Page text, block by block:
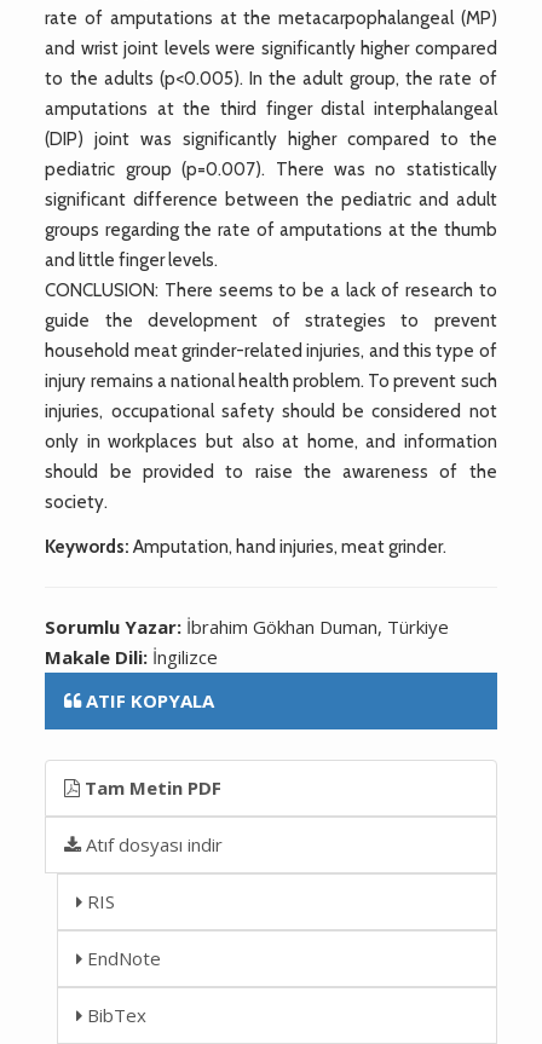
rate of amputations at the metacarpophalangeal (MP)
and wrist joint levels were significantly higher compared
to the adults (p<0.005). In the adult group, the rate of
amputations at the third finger distal interphalangeal
(DIP) joint was significantly higher compared to the
pediatric group (p=0.007). There was no statistically
significant difference between the pediatric and adult
groups regarding the rate of amputations at the thumb
and little finger levels.
CONCLUSION: There seems to be a lack of research to
guide the development of strategies to prevent
household meat grinder-related injuries, and this type of
injury remains a national health problem. To prevent such
injuries, occupational safety should be considered not
only in workplaces but also at home, and information
should be provided to raise the awareness of the
society.
Keywords: Amputation, hand injuries, meat grinder.
Sorumlu Yazar: İbrahim Gökhan Duman, Türkiye
Makale Dili: İngilizce
ATIF KOPYALA
Tam Metin PDF
Atıf dosyası indir
RIS
EndNote
BibTex